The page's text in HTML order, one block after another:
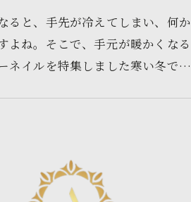
ると、手先が冷えてしまい、何か
よね。そこで、手元が暖かくなる
ネイルを特集しました寒い冬で